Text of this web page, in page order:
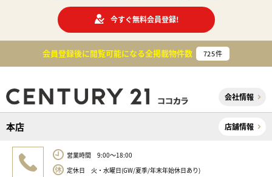
今すぐ無料会員登録!
会員登録後に閲覧可能になる全掲載物件数 725件
会社情報
本店 店舗情報
営業時間 9:00～18:00
定休日 火・水曜日(GW/夏季/年末年始休日あり)